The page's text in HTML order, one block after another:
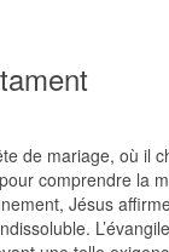
de mariage, où il
comprendre la
Jésus
L’évangile